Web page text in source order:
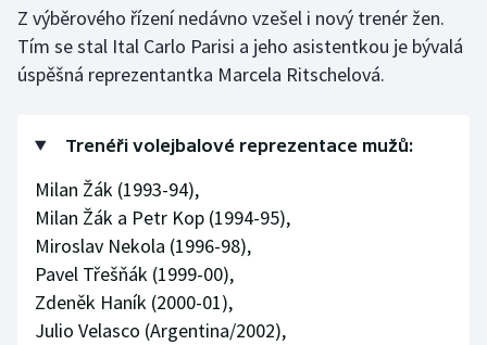
Z výběrového řízení nedávno vzešel i nový trenér žen.
Tím se stal Ital Carlo Parisi a jeho asistentkou je bývalá
úspěšná reprezentantka Marcela Ritschelová.
Trenéři volejbalové reprezentace mužů:
Milan Žák (1993-94),
Milan Žák a Petr Kop (1994-95),
Miroslav Nekola (1996-98),
Pavel Třešňák (1999-00),
Zdeněk Haník (2000-01),
Julio Velasco (Argentina/2002),